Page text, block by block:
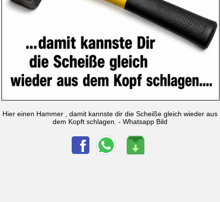
Hier einen Hammer , damit kannste dir die Scheiße gleich wieder aus
dem Kopft schlagen. - Whatsapp Bild